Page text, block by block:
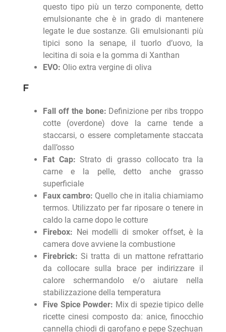
questo tipo più un terzo componente, detto
emulsionante che è in grado di mantenere
legate le due sostanze. Gli emulsionanti più
tipici sono la senape, il tuorlo d’uovo, la
lecitina di soia e la gomma di Xanthan
EVO: Olio extra vergine di oliva
F
Fall off the bone: Definizione per ribs troppo
cotte (overdone) dove la carne tende a
staccarsi, o essere completamente staccata
dall’osso
Fat Cap: Strato di grasso collocato tra la
carne e la pelle, detto anche grasso
superficiale
Faux cambro: Quello che in italia chiamiamo
termos. Utilizzato per far riposare o tenere in
caldo la carne dopo le cotture
Firebox: Nei modelli di smoker offset, è la
camera dove avviene la combustione
Firebrick: Si tratta di un mattone refrattario
da collocare sulla brace per indirizzare il
calore schermandolo e/o aiutare nella
stabilizzazione della temperatura
Five Spice Powder: Mix di spezie tipico delle
ricette cinesi composto da: anice, finocchio
cannella chiodi di garofano e pepe Szechuan